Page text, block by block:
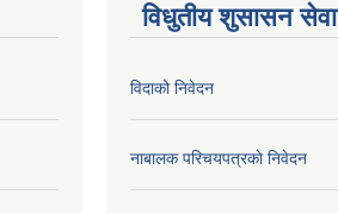
विधुतीय शुसासन सेवा
विदाको निवेदन
नाबालक परिचयपत्रकाे निवेदन